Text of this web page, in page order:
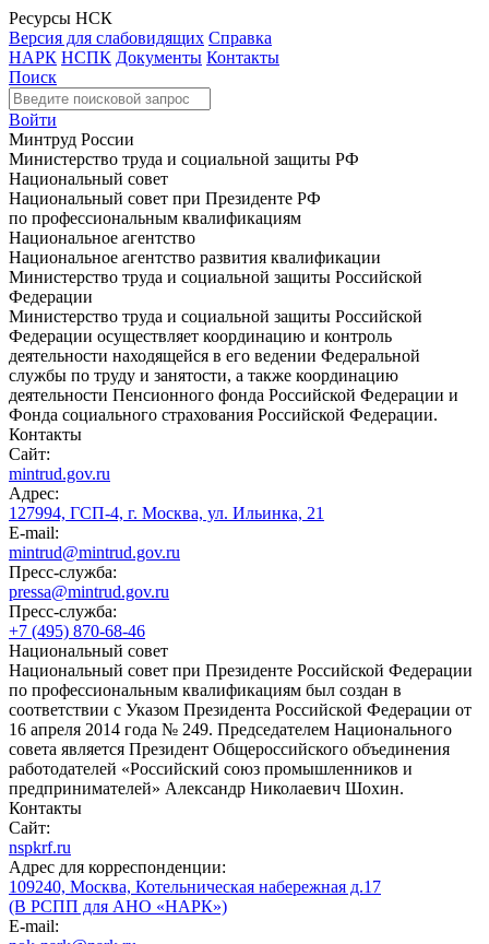
Ресурсы НСК
Версия для слабовидящих Справка
НАРК НСПК Документы Контакты
Поиск
Войти
Минтруд России
Министерство труда и социальной защиты РФ
Национальный совет
Национальный совет при Президенте РФ
по профессиональным квалификациям
Национальное агентство
Национальное агентство развития квалификации
Министерство труда и социальной защиты Российской
Федерации
Министерство труда и социальной защиты Российской
Федерации осуществляет координацию и контроль
деятельности находящейся в его ведении Федеральной
службы по труду и занятости, а также координацию
деятельности Пенсионного фонда Российской Федерации и
Фонда социального страхования Российской Федерации.
Контакты
Сайт:
mintrud.gov.ru
Адрес:
127994, ГСП-4, г. Москва, ул. Ильинка, 21
E-mail:
mintrud@mintrud.gov.ru
Пресс-служба:
pressa@mintrud.gov.ru
Пресс-служба:
+7 (495) 870-68-46
Национальный совет
Национальный совет при Президенте Российской Федерации
по профессиональным квалификациям был создан в
соответствии с Указом Президента Российской Федерации от
16 апреля 2014 года № 249. Председателем Национального
совета является Президент Общероссийского объединения
работодателей «Российский союз промышленников и
предпринимателей» Александр Николаевич Шохин.
Контакты
Сайт:
nspkrf.ru
Адрес для корреспонденции:
109240, Москва, Котельническая набережная д.17
(В РСПП для АНО «НАРК»)
E-mail: